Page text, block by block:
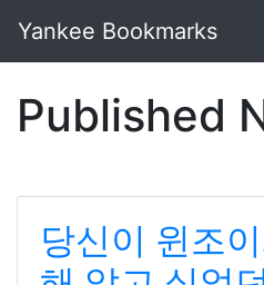
Yankee Bookmarks
Published
당신이 윈조